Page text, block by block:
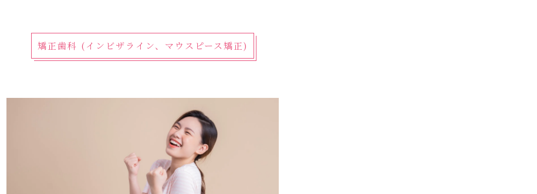
矯正歯科 (インビザライン、マウスピース矯正)